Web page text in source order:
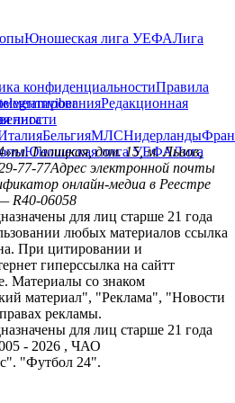
Юношеская лига УЕФАЛига
конфиденциальностиПравила
Редакционная
telegramviber
лига
БельгияМЛСНидерланды
Юношеская лига УЕФАЛига
пл. Галицкая, дом. 15, м. Львов,
77-77Адрес электронной почты
онлайн-медиа в Реестре
R40-06058
для лиц старше 21 года
любых материалов ссылка
При цитировании и
гиперссылка на сайтт
Материалы со знаком
материал", "Реклама", "Новости
рекламы.
для лиц старше 21 года
- 2026 , ЧАО
"Футбол 24".